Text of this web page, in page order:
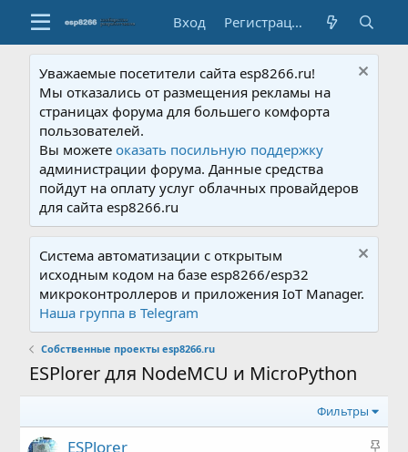
Вход Регистрация
Уважаемые посетители сайта esp8266.ru!
Мы отказались от размещения рекламы на
страницах форума для большего комфорта
пользователей.
Вы можетеоказать посильную поддержку
администрации форума. Данные средства
пойдут на оплату услуг облачных провайдеров
для сайта esp8266.ru
Система автоматизации с открытым
исходным кодом на базе esp8266/esp32
микроконтроллеров и приложения IoT Manager.
Наша группа в Telegram
Собственные проекты esp8266.ru
ESPlorer для NodeMCU и MicroPython
Фильтры
З
ESPlorer